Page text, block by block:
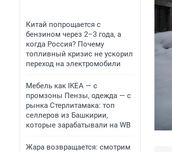
Китай попрощается с
бензином через 2–3 года, а
когда Россия? Почему
топливный кризис не ускорил
переход на электромобили
Мебель как IKEA — с
промзоны Пензы, одежда — с
рынка Стерлитамака: топ
селлеров из Башкирии,
которые зарабатывали на WB
Жара возвращается: смотрим